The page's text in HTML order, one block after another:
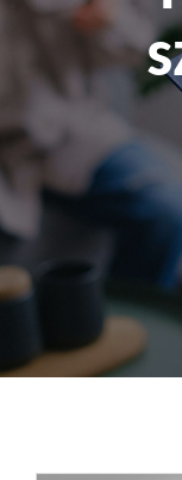
Kapcsolat